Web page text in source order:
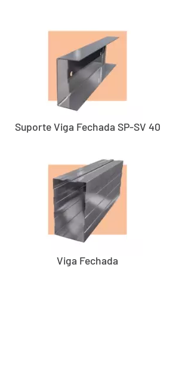
Suporte Viga Fechada SP-SV 40
Viga Fechada